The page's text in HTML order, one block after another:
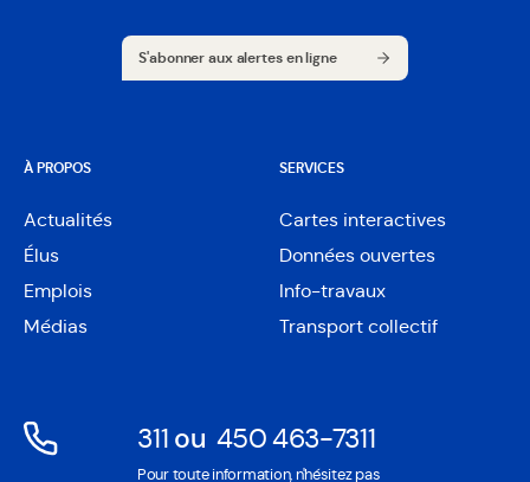
S'abonner aux alertes en ligne
À PROPOS
Actualités
Élus
Emplois
Médias
SERVICES
Cartes interactives
Ouvre
dans
une
nouvelle
Données ouvertes
Ouvre
dans
une
Info-travaux
Transport collectif
311Ouvre
ou 450 463-7311
Ouvre
Pour toute information, n'hésitez pas